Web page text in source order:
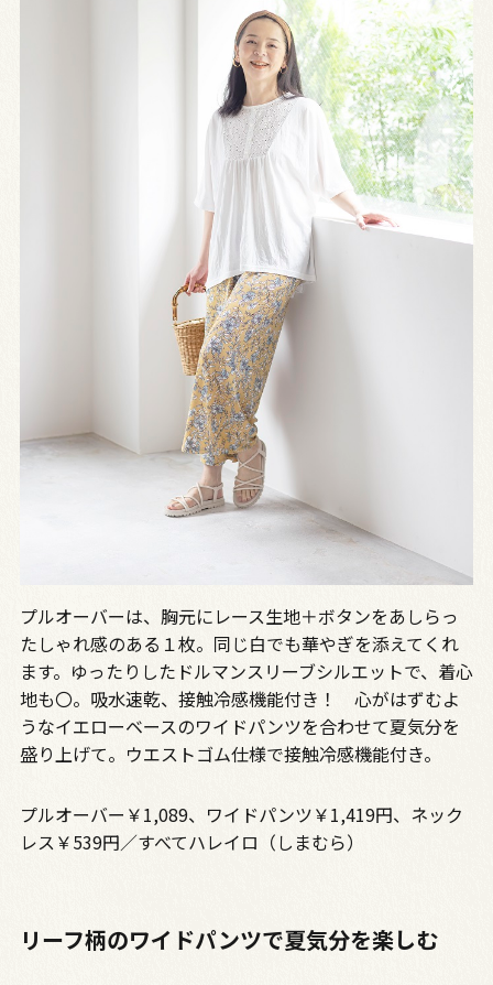
プルオーバーは、胸元にレース生地＋ボタンをあしらっ
たしゃれ感のある１枚。同じ白でも華やぎを添えてくれ
ます。ゆったりしたドルマンスリーブシルエットで、着心
地も〇。吸水速乾、接触冷感機能付き！ 心がはずむよ
うなイエローベースのワイドパンツを合わせて夏気分を
盛り上げて。ウエストゴム仕様で接触冷感機能付き。
プルオーバー￥1,089、ワイドパンツ￥1,419円、ネック
レス￥539円／すべてハレイロ（しまむら）
リーフ柄のワイドパンツで夏気分を楽しむ